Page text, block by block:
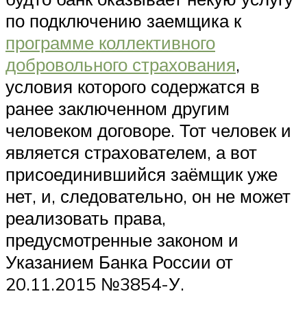
по подключению заемщика к
программе коллективного
добровольного страхования,
условия которого содержатся в
ранее заключенном другим
человеком договоре. Тот человек и
является страхователем, а вот
присоединившийся заёмщик уже
нет, и, следовательно, он не может
реализовать права,
предусмотренные законом и
Указанием Банка России от
20.11.2015 №3854-У.